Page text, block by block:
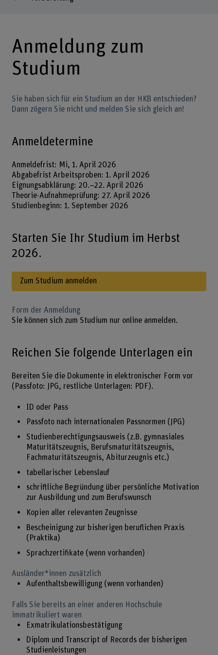
Anmeldung zum
Studium
Sie haben sich für ein Studium an der HKB entschieden?
Dann zögern Sie nicht und melden Sie sich gleich an!
Anmeldetermine
Anmeldefrist: Mi, 1. April 2026
Abgabefrist Arbeitsproben: 1. April 2026
Eignungsabklärung: 20.–22. April 2026
Theorie-Aufnahmeprüfung: 27. April 2026
Studienbeginn: 1. September 2026
Starten Sie Ihr Studium im Herbst
2026.
Zum Studium anmelden
Form der Anmeldung
Sie können sich zum Studium nur online anmelden.
Reichen Sie folgende Unterlagen ein
Bereiten Sie die Dokumente in elektronischer Form vor
(Passfoto: JPG, restliche Unterlagen: PDF).
ID oder Pass
Passfoto nach internationalen Passnormen (JPG)
Studienberechtigungsausweis (z.B. gymnasiales
Maturitätszeugnis, Berufsmaturitätszeugnis,
Fachmaturitätszeugnis, Abiturzeugnis etc.)
tabellarischer Lebenslauf
schriftliche Begründung über persönliche Motivation
zur Ausbildung und zum Berufswunsch
Kopien aller relevanten Zeugnisse
Bescheinigung zur bisherigen beruflichen Praxis
(Praktika)
Sprachzertifikate (wenn vorhanden)
Ausländer*innen zusätzlich
Aufenthaltsbewilligung (wenn vorhanden)
Falls Sie bereits an einer anderen Hochschule
immatrikuliert waren
Exmatrikulationsbestätigung
Diplom und Transcript of Records der bisherigen
Studienleistungen